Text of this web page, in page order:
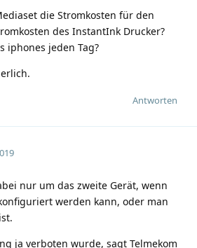
die Stromkosten für den
des InstantInk Drucker?
iphones jeden Tag?
Antworten
nur um das zweite Gerät, wenn
werden kann, oder man
ja verboten wurde, sagt Telmekom